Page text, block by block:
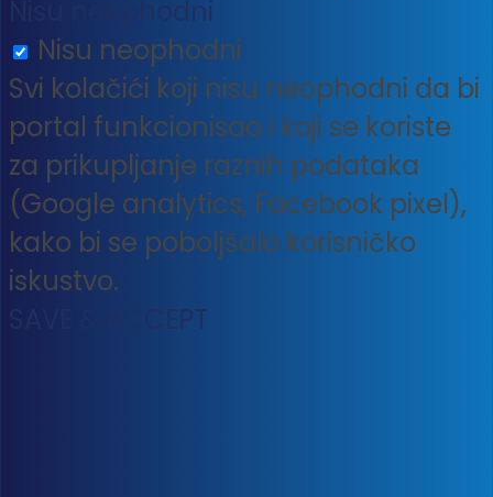
Nisu neophodni
Nisu neophodni
Svi kolačići koji nisu neophodni da bi
portal funkcionisao i koji se koriste
za prikupljanje raznih podataka
(Google analytics, Facebook pixel),
kako bi se poboljšalo korisničko
iskustvo.
SAVE & ACCEPT